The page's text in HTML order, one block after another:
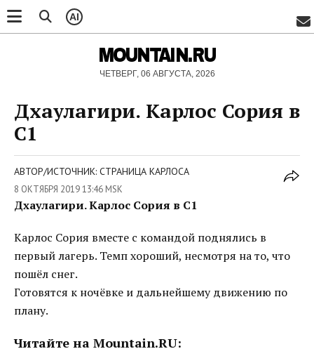
AI
MOUNTAIN.RU
ЧЕТВЕРГ, 06 АВГУСТА, 2026
Дхаулагири. Карлос Сория в
C1
АВТОР/ИСТОЧНИК: СТРАНИЦА КАРЛОСА
8 ОКТЯБРЯ 2019 13:46 MSK
Дхаулагири. Карлос Сория в C1
Карлос Сория вместе с командой поднялись в
первый лагерь. Темп хороший, несмотря на то, что
пошёл снег.
Готовятся к ночёвке и дальнейшему движению по
плану.
Читайте на Mountain.RU: